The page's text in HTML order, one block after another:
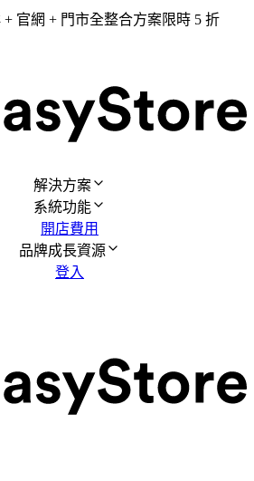
官網 + 門市全整合方案限時 5 折
解決方案
系統功能
開店費用
品牌成長資源
登入